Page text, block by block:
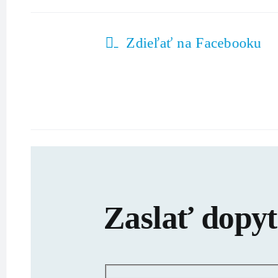
Zdieľať na Facebooku
Zaslať dopyt